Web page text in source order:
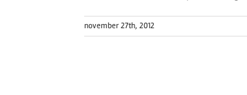
november 27th, 2012